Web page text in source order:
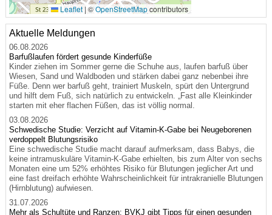
Leaflet | ©OpenStreetMapcontributors
Aktuelle Meldungen
06.08.2026
Barfußlaufen fördert gesunde Kinderfüße
Kinder ziehen im Sommer gerne die Schuhe aus, laufen barfuß über
Wiesen, Sand und Waldboden und stärken dabei ganz nebenbei ihre
Füße. Denn wer barfuß geht, trainiert Muskeln, spürt den Untergrund
und hilft dem Fuß, sich natürlich zu entwickeln. „Fast alle Kleinkinder
starten mit eher flachen Füßen, das ist völlig normal.
03.08.2026
Schwedische Studie: Verzicht auf Vitamin-K-Gabe bei Neugeborenen
verdoppelt Blutungsrisiko
Eine schwedische Studie macht darauf aufmerksam, dass Babys, die
keine intramuskuläre Vitamin-K-Gabe erhielten, bis zum Alter von sechs
Monaten eine um 52% erhöhtes Risiko für Blutungen jeglicher Art und
eine fast dreifach erhöhte Wahrscheinlichkeit für intrakranielle Blutungen
(Hirnblutung) aufwiesen.
31.07.2026
Mehr als Schultüte und Ranzen: BVKJ gibt Tipps für einen gesunden